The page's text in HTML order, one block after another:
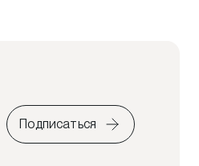
Подписаться